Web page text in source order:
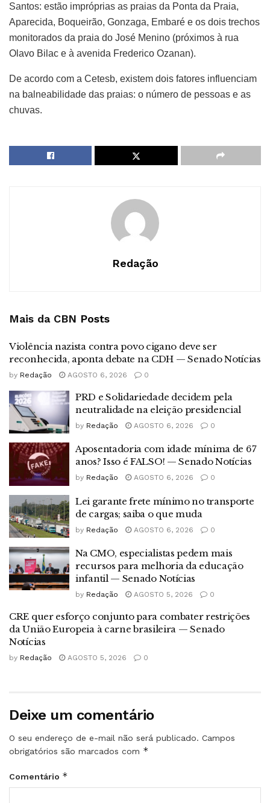
Santos: estão impróprias as praias da Ponta da Praia,
Aparecida, Boqueirão, Gonzaga, Embaré e os dois trechos
monitorados da praia do José Menino (próximos à rua
Olavo Bilac e à avenida Frederico Ozanan).
De acordo com a Cetesb, existem dois fatores influenciam
na balneabilidade das praias: o número de pessoas e as
chuvas.
Redação
Mais da CBN Posts
Violência nazista contra povo cigano deve ser
reconhecida, aponta debate na CDH — Senado Notícias
by Redação AGOSTO 6, 2026 0
PRD e Solidariedade decidem pela
neutralidade na eleição presidencial
by Redação AGOSTO 6, 2026 0
Aposentadoria com idade mínima de 67
anos? Isso é FALSO! — Senado Notícias
by Redação AGOSTO 6, 2026 0
Lei garante frete mínimo no transporte
de cargas; saiba o que muda
by Redação AGOSTO 6, 2026 0
Na CMO, especialistas pedem mais
recursos para melhoria da educação
infantil — Senado Notícias
by Redação AGOSTO 5, 2026 0
CRE quer esforço conjunto para combater restrições
da União Europeia à carne brasileira — Senado
Notícias
by Redação AGOSTO 5, 2026 0
Deixe um comentário
O seu endereço de e-mail não será publicado. Campos
obrigatórios são marcados com *
Comentário *